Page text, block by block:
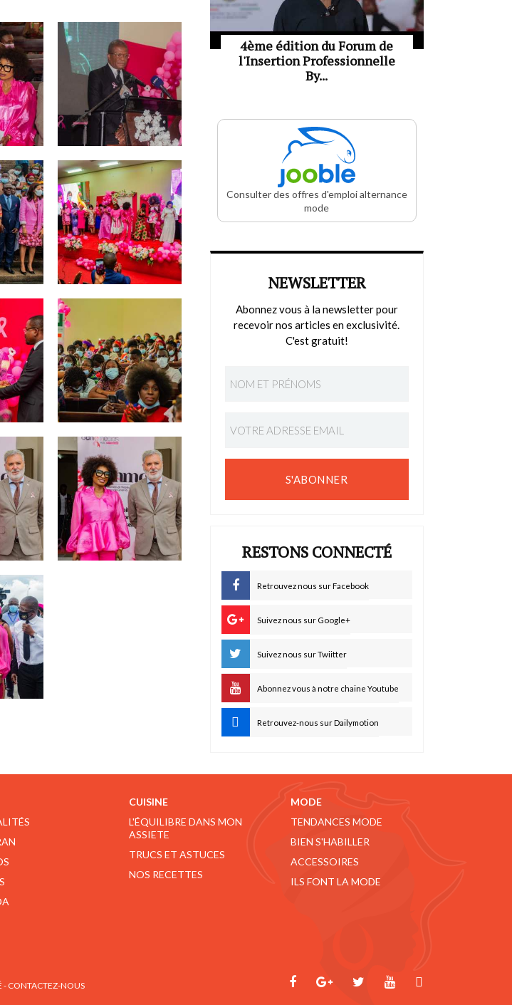
4ème édition du Forum de
l'Insertion Professionnelle
By...
Consulter des offres d'emploi alternance
mode
NEWSLETTER
Abonnez vous à la newsletter pour
recevoir nos articles en exclusivité.
C'est gratuit!
S'ABONNER
RESTONS CONNECTÉ
Retrouvez nous sur Facebook
Suivez nous sur Google+
Suivez nous sur Twiitter
Abonnez vous à notre chaine Youtube
Retrouvez-nous sur Dailymotion
CUISINE
L'ÉQUILIBRE DANS MON
ASSIETE
TRUCS ET ASTUCES
NOS RECETTES
MODE
TENDANCES MODE
BIEN S'HABILLER
ACCESSOIRES
ILS FONT LA MODE
- CONTACTEZ-NOUS